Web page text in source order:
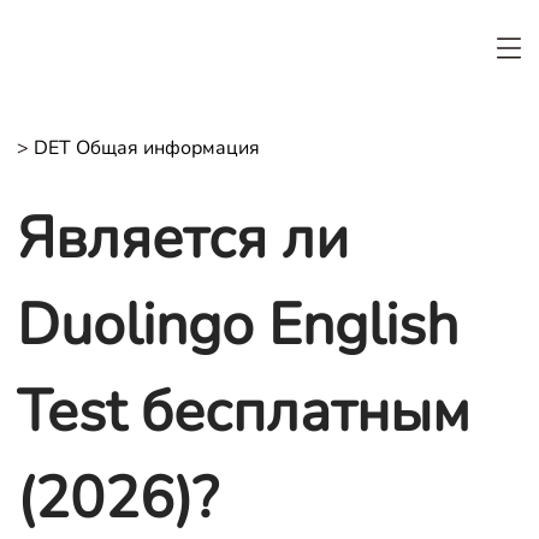
> DET Общая информация
Является ли
Duolingo English
Test бесплатным
(2026)?